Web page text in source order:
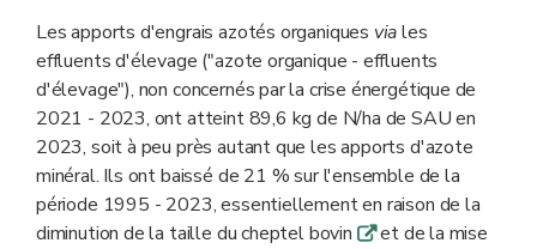
Les apports d'engrais azotés organiques viales
effluents d'élevage ("azote organique - effluents
d'élevage"), non concernés par la crise énergétique de
2021 - 2023, ont atteint 89,6 kg de N/ha de SAU en
2023, soit à peu près autant que les apports d'azote
minéral. Ils ont baissé de 21 % sur l'ensemble de la
période 1995 - 2023, essentiellement en raison de la
diminution de la taille du cheptel bovin qet de la mise